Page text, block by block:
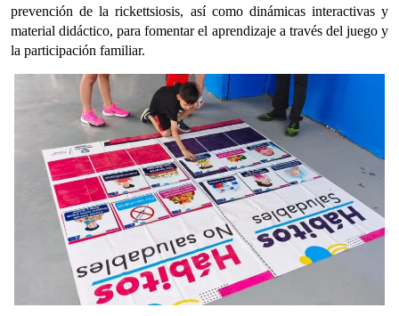
prevención de la rickettsiosis, así como dinámicas interactivas y
material didáctico, para fomentar el aprendizaje a través del juego y
la participación familiar.